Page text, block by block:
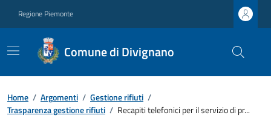
Regione Piemonte
Comune di Divignano
Home / Argomenti / Gestione rifiuti /
Trasparenza gestione rifiuti / Recapiti telefonici per il servizio di pr...